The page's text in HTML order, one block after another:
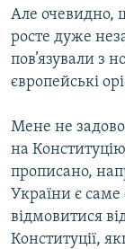
Але очевидно,
росте дуже
пов’язували з
європейські
Мене не
на
прописано,
України є
відмовитися
Конституції,